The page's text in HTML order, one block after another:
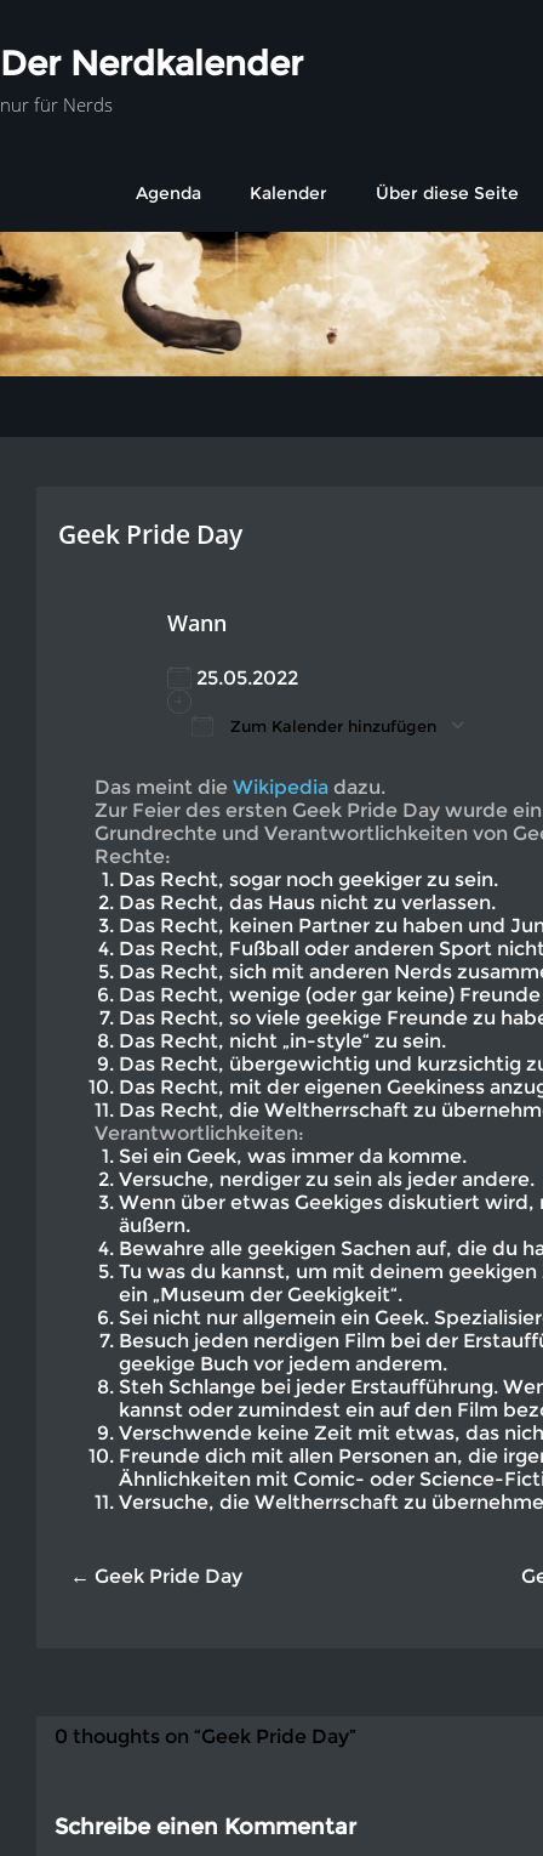
Der Nerdkalender
nur für Nerds
Agenda Kalender Über diese Seite
Geek Pride Day
Wann
25.05.2022
Zum Kalender hinzufügen
Das meint die Wikipedia dazu.
Zur Feier des ersten Geek Pride Day wurde
Grundrechte und Verantwortlichkeiten von
Rechte:
Das Recht, sogar noch geekiger zu sein.
Das Recht, das Haus nicht zu verlassen.
Das Recht, keinen Partner zu haben und
Das Recht, Fußball oder anderen Sport
Das Recht, sich mit anderen Nerds
Das Recht, wenige (oder gar keine)
Das Recht, so viele geekige Freunde zu
Das Recht, nicht „in-style“ zu sein.
Das Recht, übergewichtig und kurzsichtig
Das Recht, mit der eigenen Geekiness
Das Recht, die Weltherrschaft zu
Verantwortlichkeiten:
Sei ein Geek, was immer da komme.
Versuche, nerdiger zu sein als jeder andere.
Wenn über etwas Geekiges diskutiert
äußern.
Bewahre alle geekigen Sachen auf, die du
Tu was du kannst, um mit deinem
ein „Museum der Geekigkeit“.
Sei nicht nur allgemein ein Geek.
Besuch jeden nerdigen Film bei der
geekige Buch vor jedem anderem.
Steh Schlange bei jeder Erstaufführung.
kannst oder zumindest ein auf den Film
Verschwende keine Zeit mit etwas, das
Freunde dich mit allen Personen an, die
Ähnlichkeiten mit Comic- oder Science-
Versuche, die Weltherrschaft zu
← Geek Pride Day
0 thoughts on “Geek Pride Day”
Schreibe einen Kommentar